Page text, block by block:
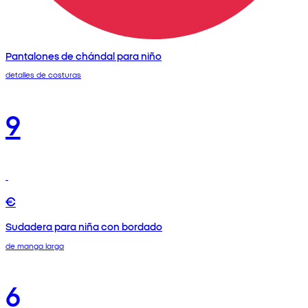
Pantalones de chándal para niño
detalles de costuras
9
€
Sudadera para niña con bordado
de manga larga
6